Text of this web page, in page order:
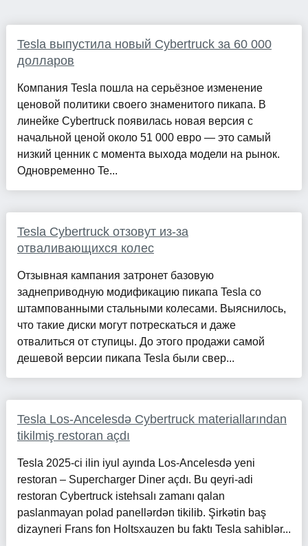
Tesla выпустила новый Cybertruck за 60 000
долларов
Компания Tesla пошла на серьёзное изменение
ценовой политики своего знаменитого пикапа. В
линейке Cybertruck появилась новая версия с
начальной ценой около 51 000 евро — это самый
низкий ценник с момента выхода модели на рынок.
Одновременно Te...
Tesla Cybertruck отзовут из-за
отваливающихся колес
Отзывная кампания затронет базовую
заднеприводную модификацию пикапа Tesla со
штампованными стальными колесами. Выяснилось,
что такие диски могут потрескаться и даже
отвалиться от ступицы. До этого продажи самой
дешевой версии пикапа Tesla были свер...
Tesla Los-Ancelesdə Cybertruck materiallarından
tikilmiş restoran açdı
Tesla 2025-ci ilin iyul ayında Los-Ancelesdə yeni
restoran – Supercharger Diner açdı. Bu qeyri-adi
restoran Cybertruck istehsalı zamanı qalan
paslanmayan polad panellərdən tikilib. Şirkətin baş
dizayneri Frans fon Holtsxauzen bu faktı Tesla sahiblər...